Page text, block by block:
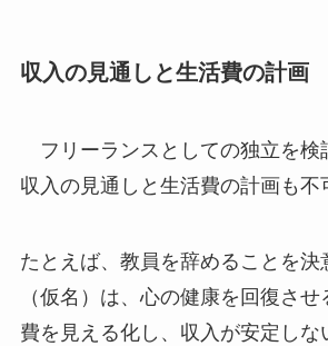
収入の見通しと生活費の計画
フリーランスとしての独立を検
収入の見通しと生活費の計画も不
たとえば、教員を辞めることを決
（仮名）は、心の健康を回復さ
費を見える化し、収入が安定しな